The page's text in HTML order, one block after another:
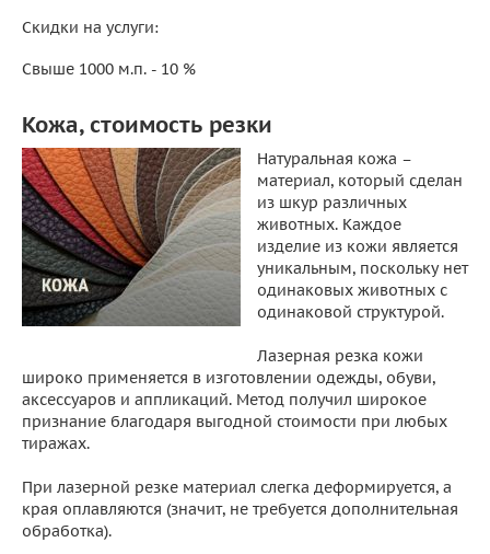
Скидки на услуги:
Свыше 1000 м.п. - 10 %
Кожа, стоимость резки
Натуральная кожа –
материал, который сделан
из шкур различных
животных. Каждое
изделие из кожи является
уникальным, поскольку нет
одинаковых животных с
одинаковой структурой.
Лазерная резка кожи
широко применяется в изготовлении одежды, обуви,
аксессуаров и аппликаций. Метод получил широкое
признание благодаря выгодной стоимости при любых
тиражах.
При лазерной резке материал слегка деформируется, а
края оплавляются (значит, не требуется дополнительная
обработка).